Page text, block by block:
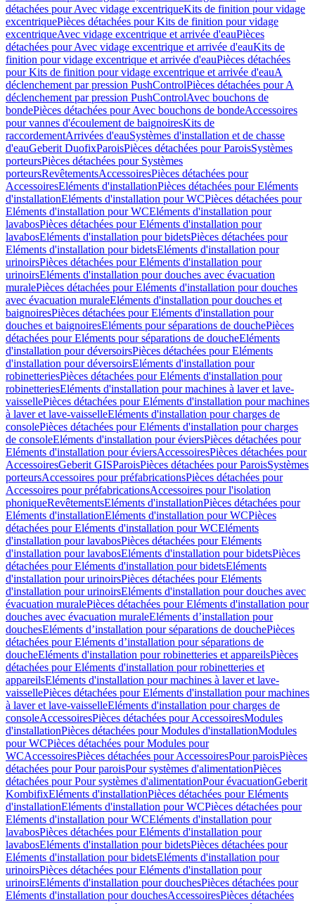
détachées pour Avec vidage excentriqueKits de finition pour vidage
excentriquePièces détachées pour Kits de finition pour vidage
excentriqueAvec vidage excentrique et arrivée d'eauPièces
détachées pour Avec vidage excentrique et arrivée d'eauKits de
finition pour vidage excentrique et arrivée d'eauPièces détachées
pour Kits de finition pour vidage excentrique et arrivée d'eauA
déclenchement par pression PushControlPièces détachées pour A
déclenchement par pression PushControlAvec bouchons de
bondePièces détachées pour Avec bouchons de bondeAccessoires
pour vannes d'écoulement de baignoiresKits de
raccordementArrivées d'eauSystèmes d'installation et de chasse
d'eauGeberit DuofixParoisPièces détachées pour ParoisSystèmes
porteursPièces détachées pour Systèmes
porteursRevêtementsAccessoiresPièces détachées pour
AccessoiresEléments d'installationPièces détachées pour Eléments
d'installationEléments d'installation pour WCPièces détachées pour
Eléments d'installation pour WCEléments d'installation pour
lavabosPièces détachées pour Eléments d'installation pour
lavabosEléments d'installation pour bidetsPièces détachées pour
Eléments d'installation pour bidetsEléments d'installation pour
urinoirsPièces détachées pour Eléments d'installation pour
urinoirsEléments d'installation pour douches avec évacuation
muralePièces détachées pour Eléments d'installation pour douches
avec évacuation muraleEléments d'installation pour douches et
baignoiresPièces détachées pour Eléments d'installation pour
douches et baignoiresEléments pour séparations de douchePièces
détachées pour Eléments pour séparations de doucheEléments
d'installation pour déversoirsPièces détachées pour Eléments
d'installation pour déversoirsEléments d'installation pour
robinetteriesPièces détachées pour Eléments d'installation pour
robinetteriesEléments d'installation pour machines à laver et lave-
vaissellePièces détachées pour Eléments d'installation pour machines
à laver et lave-vaisselleEléments d'installation pour charges de
consolePièces détachées pour Eléments d'installation pour charges
de consoleEléments d'installation pour éviersPièces détachées pour
Eléments d'installation pour éviersAccessoiresPièces détachées pour
AccessoiresGeberit GISParoisPièces détachées pour ParoisSystèmes
porteursAccessoires pour préfabricationsPièces détachées pour
Accessoires pour préfabricationsAccessoires pour l'isolation
phoniqueRevêtementsEléments d'installationPièces détachées pour
Eléments d'installationEléments d'installation pour WCPièces
détachées pour Eléments d'installation pour WCEléments
d'installation pour lavabosPièces détachées pour Eléments
d'installation pour lavabosEléments d'installation pour bidetsPièces
détachées pour Eléments d'installation pour bidetsEléments
d'installation pour urinoirsPièces détachées pour Eléments
d'installation pour urinoirsEléments d'installation pour douches avec
évacuation muralePièces détachées pour Eléments d'installation pour
douches avec évacuation muraleEléments d’installation pour
douchesEléments d’installation pour séparations de douchePièces
détachées pour Eléments d’installation pour séparations de
doucheEléments d'installation pour robinetteries et appareilsPièces
détachées pour Eléments d'installation pour robinetteries et
appareilsEléments d'installation pour machines à laver et lave-
vaissellePièces détachées pour Eléments d'installation pour machines
à laver et lave-vaisselleEléments d'installation pour charges de
consoleAccessoiresPièces détachées pour AccessoiresModules
d'installationPièces détachées pour Modules d'installationModules
pour WCPièces détachées pour Modules pour
WCAccessoiresPièces détachées pour AccessoiresPour paroisPièces
détachées pour Pour paroisPour systèmes d'alimentationPièces
détachées pour Pour systèmes d'alimentationPour évacuationGeberit
KombifixEléments d'installationPièces détachées pour Eléments
d'installationEléments d'installation pour WCPièces détachées pour
Eléments d'installation pour WCEléments d'installation pour
lavabosPièces détachées pour Eléments d'installation pour
lavabosEléments d'installation pour bidetsPièces détachées pour
Eléments d'installation pour bidetsEléments d'installation pour
urinoirsPièces détachées pour Eléments d'installation pour
urinoirsEléments d'installation pour douchesPièces détachées pour
Eléments d'installation pour douchesAccessoiresPièces détachées